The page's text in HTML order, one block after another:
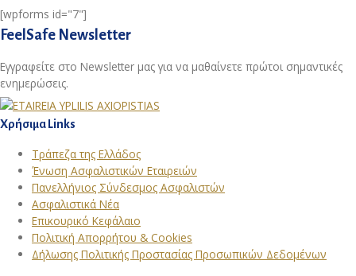
[wpforms id="7"]
FeelSafe Newsletter
Εγγραφείτε στο Newsletter μας για να μαθαίνετε πρώτοι σημαντικές
ενημερώσεις.
Χρήσιμα Links
Τράπεζα της Ελλάδος
Ένωση Ασφαλιστικών Εταιρειών
Πανελλήνιος Σύνδεσμος Ασφαλιστών
Ασφαλιστικά Νέα
Επικουρικό Κεφάλαιο
Πολιτική Απορρήτου & Cookies
Δήλωσης Πολιτικής Προστασίας Προσωπικών Δεδομένων